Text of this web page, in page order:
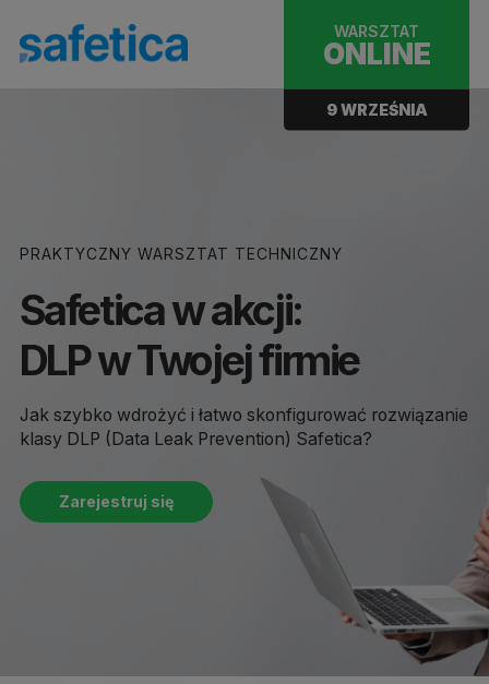
WARSZTAT
ONLINE
9 WRZEŚNIA
PRAKTYCZNY WARSZTAT TECHNICZNY
Safetica w akcji:
DLP w Twojej firmie
Jak szybko wdrożyć i łatwo skonfigurować rozwiązanie
klasy DLP (Data Leak Prevention) Safetica?
Zarejestruj się